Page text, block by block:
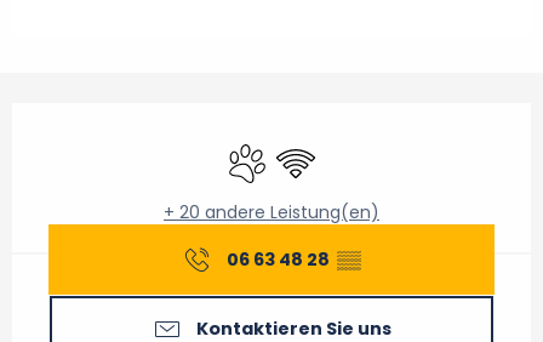
Tiere erlaubt
Wi-Fi
+ 20 andere Leistung(en)
06 63 48 28 ▒▒
Kontaktieren Sie uns